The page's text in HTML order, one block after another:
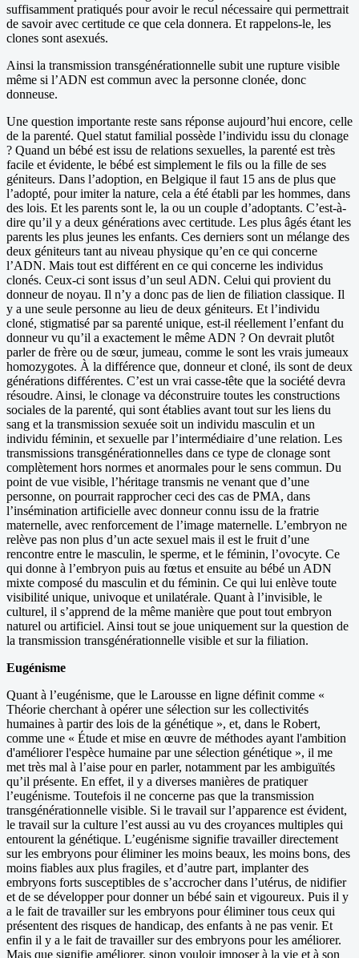
suffisamment pratiqués pour avoir le recul nécessaire qui permettrait
de savoir avec certitude ce que cela donnera. Et rappelons-le, les
clones sont asexués.
Ainsi la transmission transgénérationnelle subit une rupture visible
même si l’ADN est commun avec la personne clonée, donc
donneuse.
Une question importante reste sans réponse aujourd’hui encore, celle
de la parenté. Quel statut familial possède l’individu issu du clonage
? Quand un bébé est issu de relations sexuelles, la parenté est très
facile et évidente, le bébé est simplement le fils ou la fille de ses
géniteurs. Dans l’adoption, en Belgique il faut 15 ans de plus que
l’adopté, pour imiter la nature, cela a été établi par les hommes, dans
des lois. Et les parents sont le, la ou un couple d’adoptants. C’est-à-
dire qu’il y a deux générations avec certitude. Les plus âgés étant les
parents les plus jeunes les enfants. Ces derniers sont un mélange des
deux géniteurs tant au niveau physique qu’en ce qui concerne
l’ADN. Mais tout est différent en ce qui concerne les individus
clonés. Ceux-ci sont issus d’un seul ADN. Celui qui provient du
donneur de noyau. Il n’y a donc pas de lien de filiation classique. Il
y a une seule personne au lieu de deux géniteurs. Et l’individu
cloné, stigmatisé par sa parenté unique, est-il réellement l’enfant du
donneur vu qu’il a exactement le même ADN ? On devrait plutôt
parler de frère ou de sœur, jumeau, comme le sont les vrais jumeaux
homozygotes. À la différence que, donneur et cloné, ils sont de deux
générations différentes. C’est un vrai casse-tête que la société devra
résoudre. Ainsi, le clonage va déconstruire toutes les constructions
sociales de la parenté, qui sont établies avant tout sur les liens du
sang et la transmission sexuée soit un individu masculin et un
individu féminin, et sexuelle par l’intermédiaire d’une relation. Les
transmissions transgénérationnelles dans ce type de clonage sont
complètement hors normes et anormales pour le sens commun. Du
point de vue visible, l’héritage transmis ne venant que d’une
personne, on pourrait rapprocher ceci des cas de PMA, dans
l’insémination artificielle avec donneur connu issu de la fratrie
maternelle, avec renforcement de l’image maternelle. L’embryon ne
relève pas non plus d’un acte sexuel mais il est le fruit d’une
rencontre entre le masculin, le sperme, et le féminin, l’ovocyte. Ce
qui donne à l’embryon puis au fœtus et ensuite au bébé un ADN
mixte composé du masculin et du féminin. Ce qui lui enlève toute
visibilité unique, univoque et unilatérale. Quant à l’invisible, le
culturel, il s’apprend de la même manière que pout tout embryon
naturel ou artificiel. Ainsi tout se joue uniquement sur la question de
la transmission transgénérationnelle visible et sur la filiation.
Eugénisme
Quant à l’eugénisme, que le Larousse en ligne définit comme «
Théorie cherchant à opérer une sélection sur les collectivités
humaines à partir des lois de la génétique », et, dans le Robert,
comme une « Étude et mise en œuvre de méthodes ayant l'ambition
d'améliorer l'espèce humaine par une sélection génétique », il me
met très mal à l’aise pour en parler, notamment par les ambiguïtés
qu’il présente. En effet, il y a diverses manières de pratiquer
l’eugénisme. Toutefois il ne concerne pas que la transmission
transgénérationnelle visible. Si le travail sur l’apparence est évident,
le travail sur la culture l’est aussi au vu des croyances multiples qui
entourent la génétique. L’eugénisme signifie travailler directement
sur les embryons pour éliminer les moins beaux, les moins bons, des
moins fiables aux plus fragiles, et d’autre part, implanter des
embryons forts susceptibles de s’accrocher dans l’utérus, de nidifier
et de se développer pour donner un bébé sain et vigoureux. Puis il y
a le fait de travailler sur les embryons pour éliminer tous ceux qui
présentent des risques de handicap, des enfants à ne pas venir. Et
enfin il y a le fait de travailler sur des embryons pour les améliorer.
Mais que signifie améliorer, sinon vouloir imposer à la vie et à son